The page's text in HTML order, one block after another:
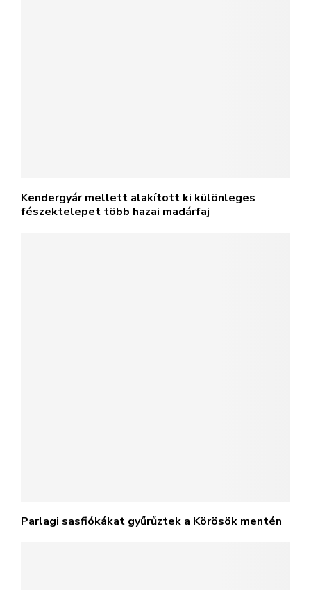
Kendergyár mellett alakított ki különleges
fészektelepet több hazai madárfaj
Parlagi sasfiókákat gyűrűztek a Körösök mentén